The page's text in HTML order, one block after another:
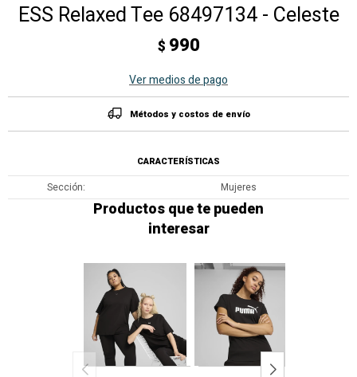
ESS Relaxed Tee 68497134 - Celeste
$ 990
Ver medios de pago
Métodos y costos de envío
CARACTERÍSTICAS
Sección Mujeres
Productos que te pueden
interesar